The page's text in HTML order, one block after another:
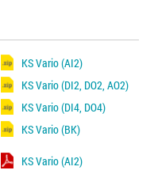
KS Vario (AI2)
KS Vario (DI2, DO2, AO2)
KS Vario (DI4, DO4)
KS Vario (BK)
KS Vario (AI2)